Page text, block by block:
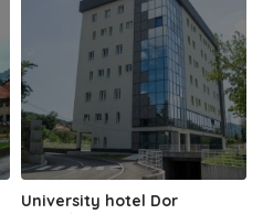
University hotel Dor